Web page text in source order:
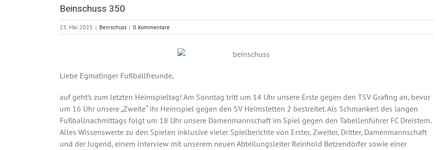
Beinschuss 350
23. Mai 2025 | Beinschuss | 0 Kommentare
Liebe Egmatinger Fußballfreunde,
auf geht’s zum letzten Heimspieltag! Am Sonntag tritt um 14 Uhr unsere Erste gegen den TSV Grafing an, bevor
um 16 Uhr unsere „Zweite“ ihr Heimspiel gegen den SV Heimstetten 2 bestreitet. Als Schmankerl des langen
Fußballnachmittags folgt um 18 Uhr unsere Damenmannschaft im Spiel gegen den Tabellenführer FC Dreistern.
Alles Wissenswerte zu den Spielen inklusive vieler Spielberichte von Erster, Zweiter, Dritter, Damenmannschaft
und der Jugend, einem Interview mit unserem neuen Abteilungsleiter Reinhold Betzendörfer sowie einer